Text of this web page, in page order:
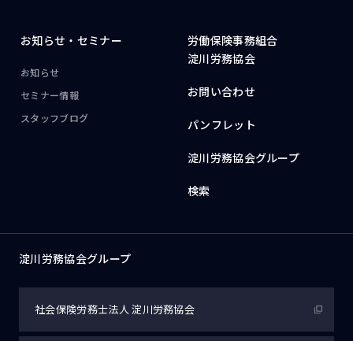
お知らせ・ セミナー
お知らせ
セミナー情報
スタッフブログ
労働保険事務組合
淀川労務協会
お問い合わせ
パンフレット
淀川労務協会グループ
検索
淀川労務協会グループ
社会保険労務士法人淀川労務協会